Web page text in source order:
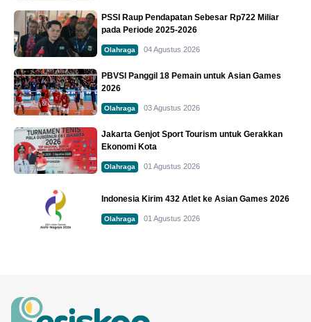
PSSI Raup Pendapatan Sebesar Rp722 Miliar
pada Periode 2025-2026
Olahraga 04 Agustus 2026
PBVSI Panggil 18 Pemain untuk Asian Games
2026
Olahraga 03 Agustus 2026
Jakarta Genjot Sport Tourism untuk Gerakkan
Ekonomi Kota
Olahraga 01 Agustus 2026
Indonesia Kirim 432 Atlet ke Asian Games 2026
Olahraga 01 Agustus 2026